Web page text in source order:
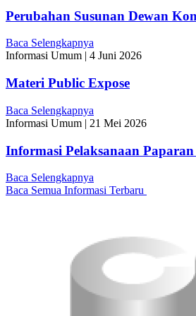
Perubahan Susunan Dewan
Baca Selengkapnya
Informasi Umum
4 Juni 2026
Materi Public Expose
Baca Selengkapnya
Informasi Umum | 21 Mei 2026
Informasi Pelaksanaan
Baca Selengkapnya
Baca Semua Informasi Terbaru